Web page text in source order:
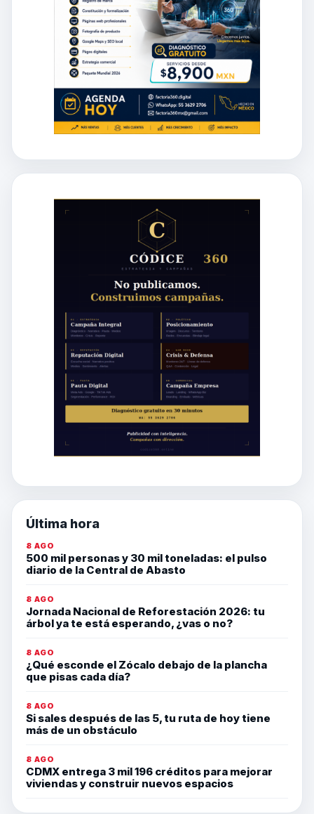
Última hora
8 AGO
500 mil personas y 30 mil toneladas: el pulso
diario de la Central de Abasto
8 AGO
Jornada Nacional de Reforestación 2026: tu
árbol ya te está esperando, ¿vas o no?
8 AGO
¿Qué esconde el Zócalo debajo de la plancha
que pisas cada día?
8 AGO
Si sales después de las 5, tu ruta de hoy tiene
más de un obstáculo
8 AGO
CDMX entrega 3 mil 196 créditos para mejorar
viviendas y construir nuevos espacios